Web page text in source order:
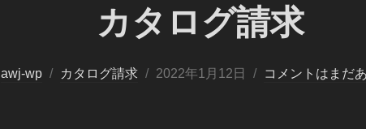
カタログ請求
awj-wp カタログ請求 2022年1月12日 コメントはまだ